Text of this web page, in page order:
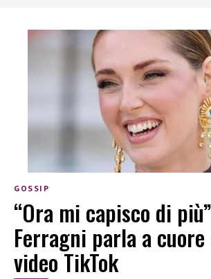
GOSSIP
“Ora mi capisco di
Ferragni parla a
video TikTok